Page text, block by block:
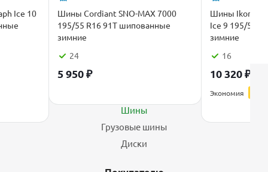
Ice 10
Шины Cordiant SNO-MAX 7000
195/55 R16 91T шипованные
зимние
24
5 950₽
Шины Ikon
Ice 9 195/55
зимние
16
10 320₽
Экономия
Шины
Грузовые шины
Диски